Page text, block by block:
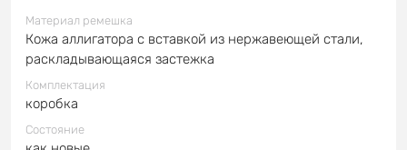
Материал ремешка
Кожа аллигатора с вставкой из нержавеющей стали,
раскладывающаяся застежка
Комплектация
коробка
Состояние